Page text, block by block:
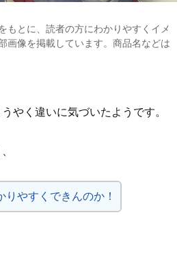
もとに、読者の方にわかりやすくイメ
画像を掲載しています。商品名などは
やく違いに気づいたようです。
りやすくできんのか！